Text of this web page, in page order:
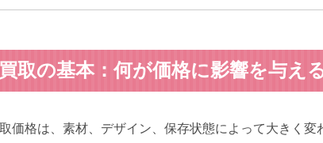
取の基本：何が価格に影響を与え
価格は、素材、デザイン、保存状態によって大きく変